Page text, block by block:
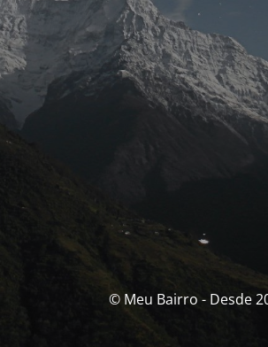
© Meu Bairro - Desde